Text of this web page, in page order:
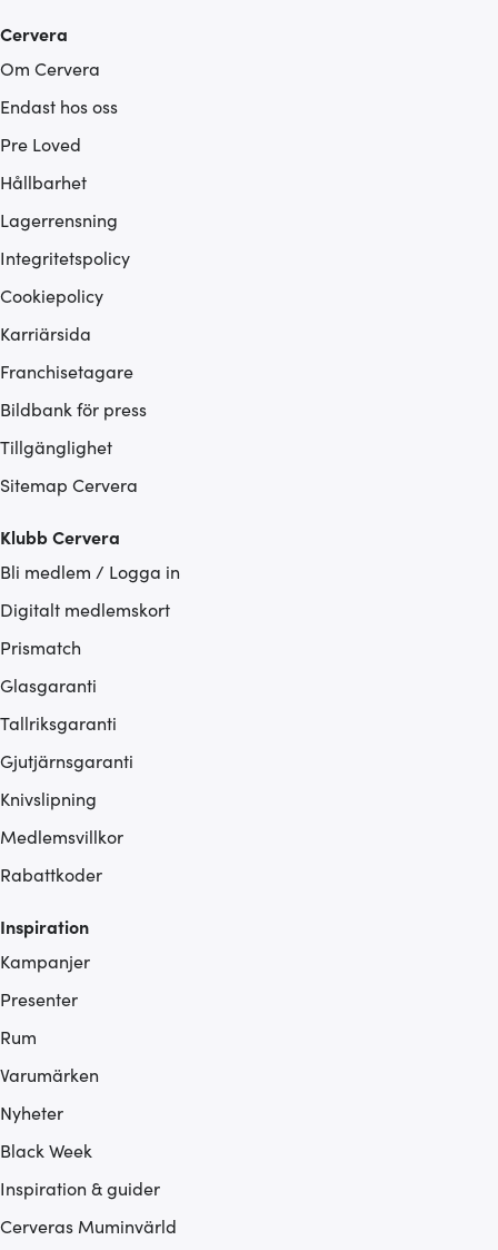
Cervera
Om Cervera
Endast hos oss
Pre Loved
Hållbarhet
Lagerrensning
Integritetspolicy
Cookiepolicy
Karriärsida
Franchisetagare
Bildbank för press
Tillgänglighet
Sitemap Cervera
Klubb Cervera
Bli medlem / Logga in
Digitalt medlemskort
Prismatch
Glasgaranti
Tallriksgaranti
Gjutjärnsgaranti
Knivslipning
Medlemsvillkor
Rabattkoder
Inspiration
Kampanjer
Presenter
Rum
Varumärken
Nyheter
Black Week
Inspiration & guider
Cerveras Muminvärld